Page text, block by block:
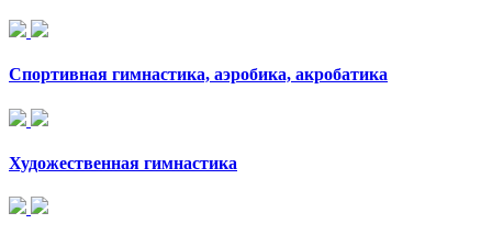
Спортивная гимнастика, аэробика, акробатика
Художественная гимнастика